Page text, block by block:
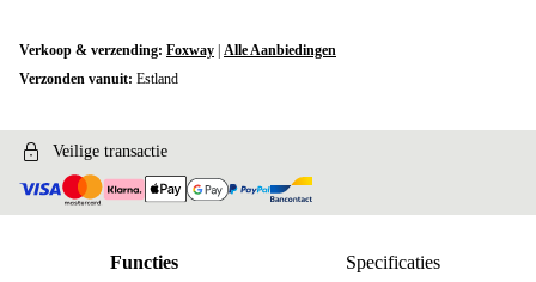
Verkoop & verzending: Foxway Alle Aanbiedingen
Verzonden vanuit: Estland
Veilige transactie
Functies Specificaties